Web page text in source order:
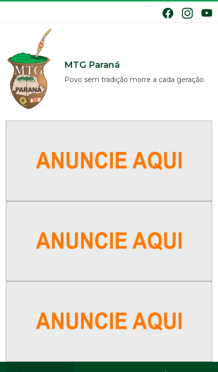
MTG Paraná
Povo sem tradição morre a cada geração.